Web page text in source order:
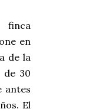
finca
en
de la
de 30
antes
El